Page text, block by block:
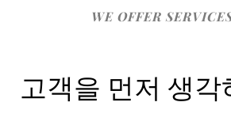
WE OFFER
고객을 먼저 생각